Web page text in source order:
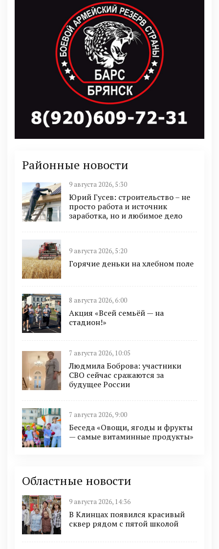
Районные новости
9 августа 2026, 5:30
Юрий Гусев: строительство – не
просто работа и источник
заработка, но и любимое дело
9 августа 2026, 5:20
Горячие деньки на хлебном поле
8 августа 2026, 6:00
Акция «Всей семьёй — на
стадион!»
7 августа 2026, 10:05
Людмила Боброва: участники
СВО сейчас сражаются за
будущее России
7 августа 2026, 9:00
Беседа «Овощи, ягоды и фрукты
— самые витаминные продукты»
Областные новости
9 августа 2026, 14:36
В Клинцах появился красивый
сквер рядом с пятой школой